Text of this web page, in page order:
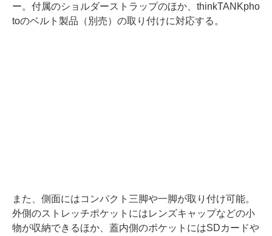
ー。付属のショルダーストラップのほか、thinkTANKpho
toのベルト製品（別売）の取り付けに対応する。
また、側面にはコンパクト三脚や一脚が取り付け可能。
外側のストレッチポケットにはレンズキャップなどの小
物が収納できるほか、蓋内側のポケットにはSDカードや